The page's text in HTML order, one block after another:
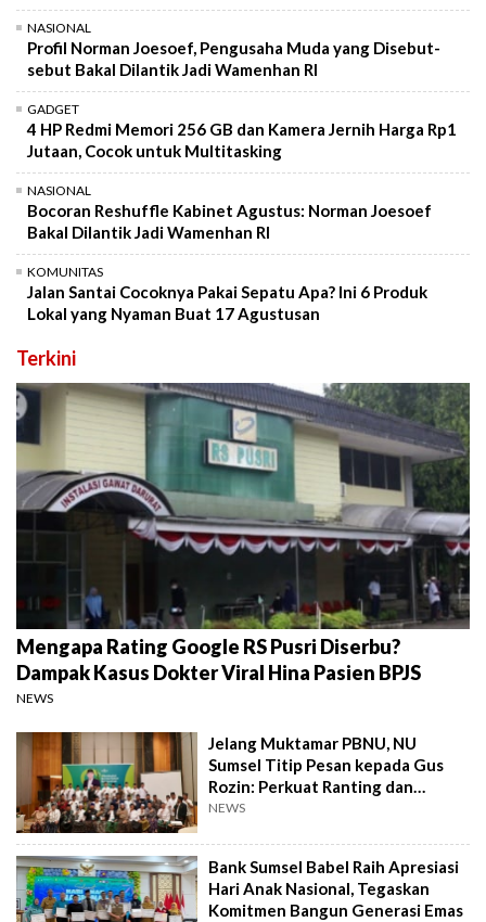
NASIONAL
Profil Norman Joesoef, Pengusaha Muda yang Disebut-
sebut Bakal Dilantik Jadi Wamenhan RI
GADGET
4 HP Redmi Memori 256 GB dan Kamera Jernih Harga Rp1
Jutaan, Cocok untuk Multitasking
NASIONAL
Bocoran Reshuffle Kabinet Agustus: Norman Joesoef
Bakal Dilantik Jadi Wamenhan RI
KOMUNITAS
Jalan Santai Cocoknya Pakai Sepatu Apa? Ini 6 Produk
Lokal yang Nyaman Buat 17 Agustusan
Terkini
Mengapa Rating Google RS Pusri Diserbu?
Dampak Kasus Dokter Viral Hina Pasien BPJS
NEWS
Jelang Muktamar PBNU, NU
Sumsel Titip Pesan kepada Gus
Rozin: Perkuat Ranting dan
Pesantren
NEWS
Bank Sumsel Babel Raih Apresiasi
Hari Anak Nasional, Tegaskan
Komitmen Bangun Generasi Emas